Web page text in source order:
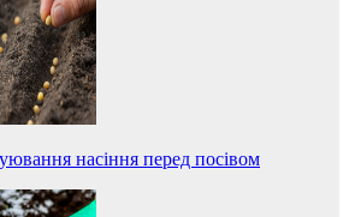
насіння перед посівом